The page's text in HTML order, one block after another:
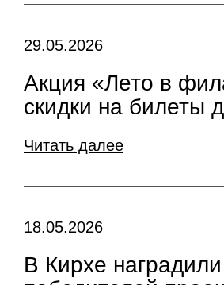
29.05.2026
Акция «Лето в
скидки на билеты
Читать далее
18.05.2026
В Кирхе наградили